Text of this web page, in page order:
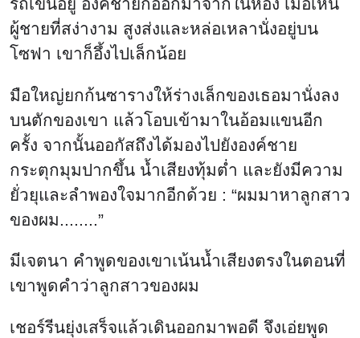
ผู้ชายที่สง่างาม สูงส่งและหล่อเหลานั่งอยู่บน
โซฟา เขาก็อึ้งไปเล็กน้อย
มือใหญ่ยกก้นซารางให้ร่างเล็กของเธอมานั่งลง
บนตักของเขา แล้วโอบเข้ามาในอ้อมแขนอีก
ครั้ง จากนั้นออกัสถึงได้มองไปยังองค์ชาย
กระตุกมุมปากขึ้น น้ำเสียงทุ้มต่ำ และยังมีความ
ยั่วยุและลำพองใจมากอีกด้วย : “ผมมาหาลูกสาว
ของผม........”
มีเจตนา คำพูดของเขาเน้นน้ำเสียงตรงในตอนที่
เขาพูดคำว่าลูกสาวของผม
เชอร์รีนยุ่งเสร็จแล้วเดินออกมาพอดี จึงเอ่ยพูด